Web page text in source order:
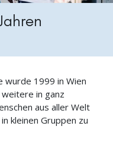
wurde 1999 in Wien
in ganz
aus aller Welt
kleinen Gruppen zu